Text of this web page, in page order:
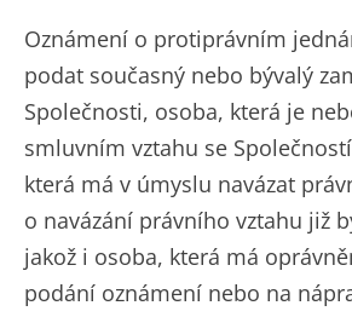
Oznámení o protiprávním
podat současný nebo bývalý
Společnosti, osoba, která je
smluvním vztahu se
která má v úmyslu navázat
o navázání právního vztahu již
jakož i osoba, která má
podání oznámení nebo na